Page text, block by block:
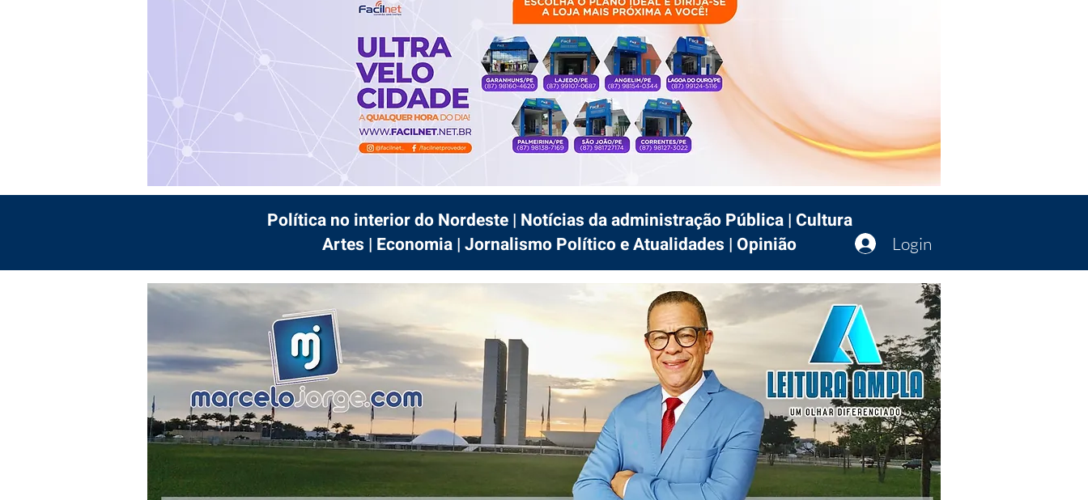
Login
Política no interior do Nordeste | Notícias da administração Pública | Cultura
Artes | Economia | Jornalismo Político e Atualidades | Opinião